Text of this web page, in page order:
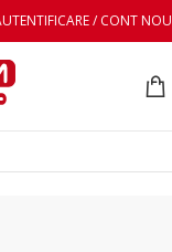
/ CONT NOU